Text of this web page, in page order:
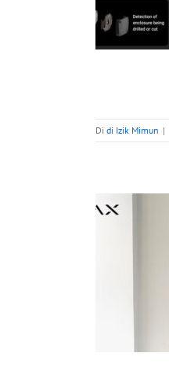
Di di Izik Mimun |